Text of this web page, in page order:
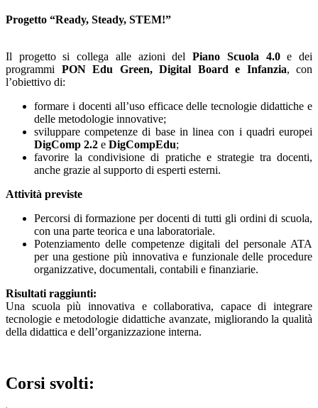
Progetto “Ready, Steady, STEM!”
Il progetto si collega alle azioni delPiano Scuola 4.0e dei
programmi PON Edu Green, Digital Board e Infanzia, con
l’obiettivo di:
formare i docenti all’uso efficace delle tecnologie didattiche e
delle metodologie innovative;
sviluppare competenze di base in linea con i quadri europei
DigComp 2.2 e DigCompEdu;
favorire la condivisione di pratiche e strategie tra docenti,
anche grazie al supporto di esperti esterni.
Attività previste
Percorsi di formazione per docenti di tutti gli ordini di scuola,
con una parte teorica e una laboratoriale.
Potenziamento delle competenze digitali del personale ATA
per una gestione più innovativa e funzionale delle procedure
organizzative, documentali, contabili e finanziarie.
Risultati raggiunti:
Una scuola più innovativa e collaborativa, capace di integrare
tecnologie e metodologie didattiche avanzate, migliorando la qualità
della didattica e dell’organizzazione interna.
Corsi svolti: